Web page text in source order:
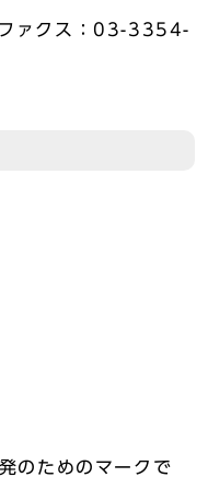
クス：03-3354-
のためのマークで